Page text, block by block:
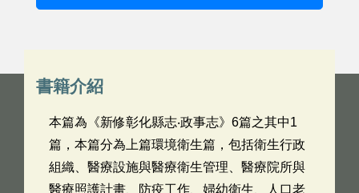
書籍介紹
本篇為《新修彰化縣志‧政事志》6篇之其中1
篇，本篇分為上篇環境衛生篇，包括衛生行政
組織、醫療設施與醫療衛生管理、醫療院所與
醫療照護計畫、防疫工作、婦幼衛生、人口老